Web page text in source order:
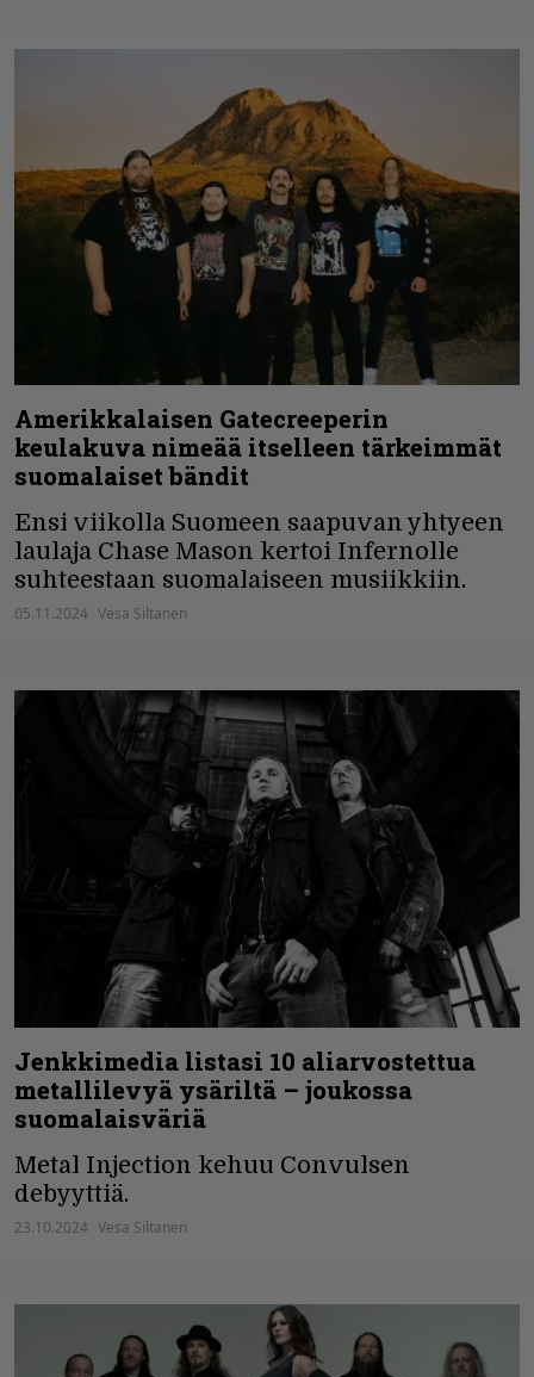
Amerikkalaisen Gatecreeperin
keulakuva nimeää itselleen tärkeimmät
suomalaiset bändit
Ensi viikolla Suomeen saapuvan yhtyeen
laulaja Chase Mason kertoi Infernolle
suhteestaan suomalaiseen musiikkiin.
05.11.2024 Vesa Siltanen
Jenkkimedia listasi 10 aliarvostettua
metallilevyä ysäriltä – joukossa
suomalaisväriä
Metal Injection kehuu Convulsen
debyyttiä.
23.10.2024 Vesa Siltanen